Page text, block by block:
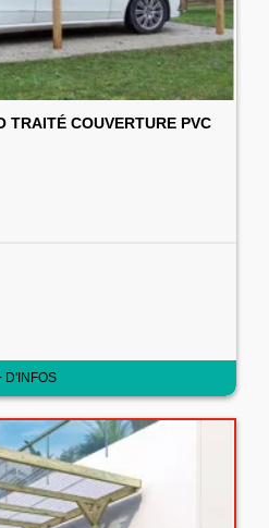
TRAITÉ COUVERTURE PVC
D'INFOS